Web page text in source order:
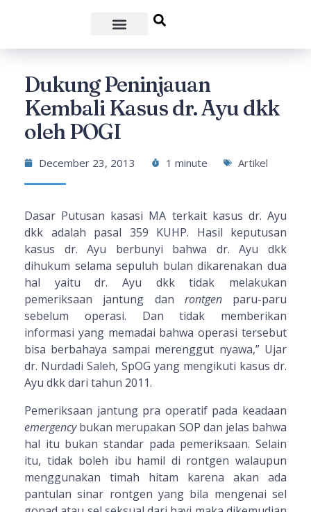
Dukung Peninjauan
Kembali Kasus dr. Ayu dkk
oleh POGI
December 23, 2013 1 minute Artikel
Dasar Putusan kasasi MA terkait kasus dr. Ayu
dkk adalah pasal 359 KUHP. Hasil keputusan
kasus dr. Ayu berbunyi bahwa dr. Ayu dkk
dihukum selama sepuluh bulan dikarenakan dua
hal yaitu dr. Ayu dkk tidak melakukan
pemeriksaan jantung dan rontgenparu-paru
sebelum operasi. Dan tidak memberikan
informasi yang memadai bahwa operasi tersebut
bisa berbahaya sampai merenggut nyawa,” Ujar
dr. Nurdadi Saleh, SpOG yang mengikuti kasus dr.
Ayu dkk dari tahun 2011.
Pemeriksaan jantung pra operatif pada keadaan
emergencybukan merupakan SOP dan jelas bahwa
hal itu bukan standar pada pemeriksaan. Selain
itu, tidak boleh ibu hamil di rontgen walaupun
menggunakan timah hitam karena akan ada
pantulan sinar rontgen yang bila mengenai sel